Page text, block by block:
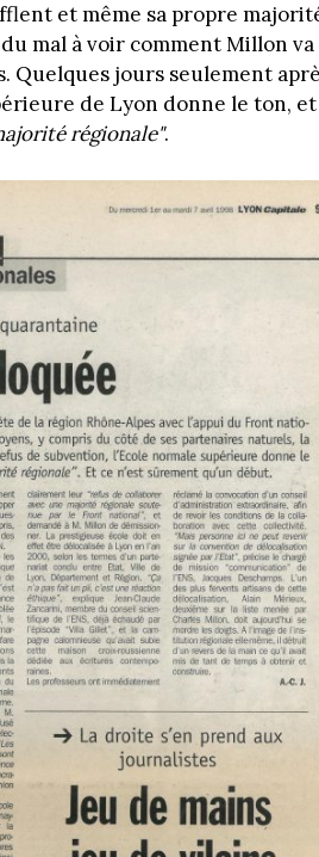
et même sa propre
mal à voir comment Millon va
Quelques jours seulement
de Lyon donne le ton, et
régionale".